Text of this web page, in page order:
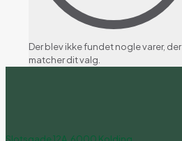
Der blev ikke fundet nogle varer, der
matcher dit valg.
Slotsgade 12A, 6000 Kolding